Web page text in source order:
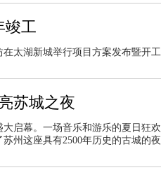
竣工
太湖新城举行项目方案发布暨开工
苏城之夜
启幕。一场音乐和游乐的夏日狂
州这座具有2500年历史的古城的夜